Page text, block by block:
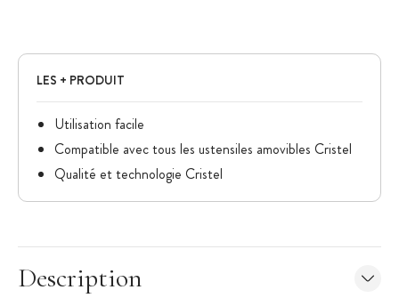
LES + PRODUIT
Utilisation facile
Compatible avec tous les ustensiles amovibles Cristel
Qualité et technologie Cristel
Description